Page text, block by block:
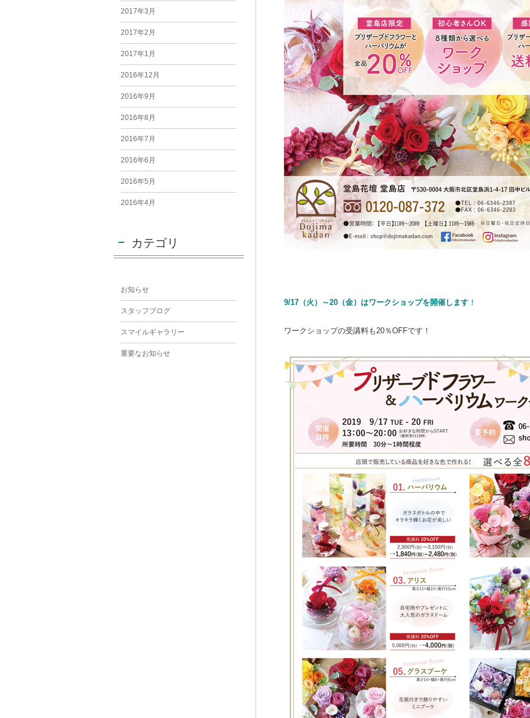
9/17（火）～20（金）はワークショップを開催します ！
ワークショップの受講料も20％OFFです！
2017年3月
2017年2月
2017年1月
2016年12月
2016年9月
2016年8月
2016年7月
2016年6月
2016年5月
2016年4月
カテゴリ
お知らせ
スタッフブログ
スマイルギャラリー
重要なお知らせ